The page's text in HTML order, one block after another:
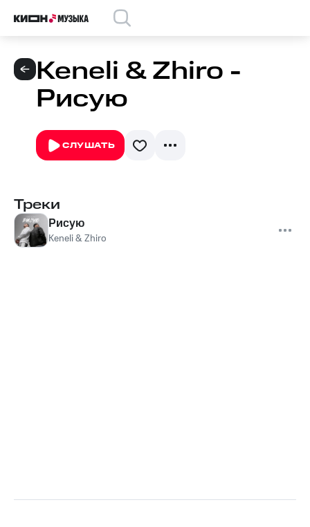
Keneli & Zhiro -
Рисую
СЛУШАТЬ
Треки
Рисую
Keneli & Zhiro